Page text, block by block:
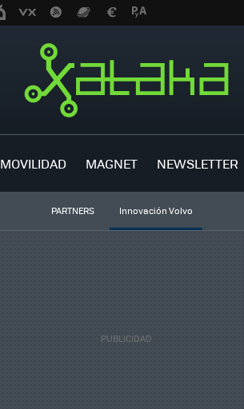
MOVILIDAD MAGNET NEWSLETTER
PARTNERS Innovación Volvo